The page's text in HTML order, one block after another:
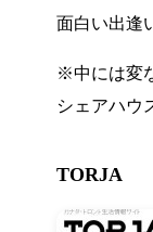
面白い出逢
※中には変
シェアハウ
TORJA